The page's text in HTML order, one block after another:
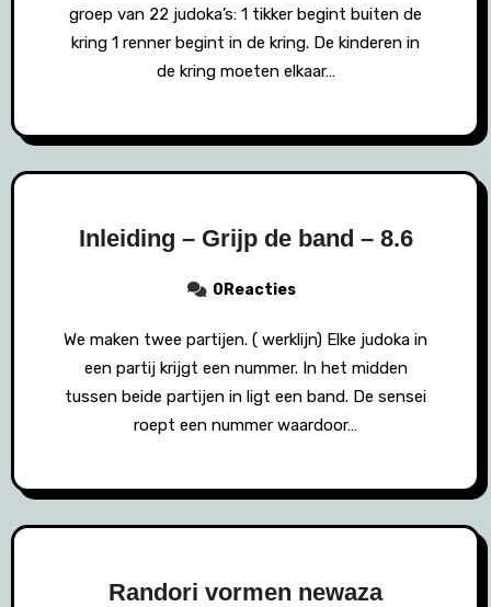
groep van 22 judoka’s: 1 tikker begint buiten de
kring 1 renner begint in de kring. De kinderen in
de kring moeten elkaar…
Inleiding – Grijp de band – 8.6
0Reacties
We maken twee partijen. ( werklijn) Elke judoka in
een partij krijgt een nummer. In het midden
tussen beide partijen in ligt een band. De sensei
roept een nummer waardoor…
Randori vormen newaza